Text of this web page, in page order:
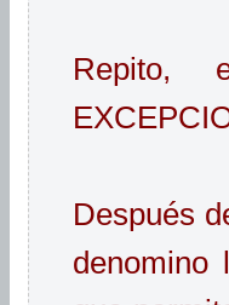
Repito,
Después
denomino